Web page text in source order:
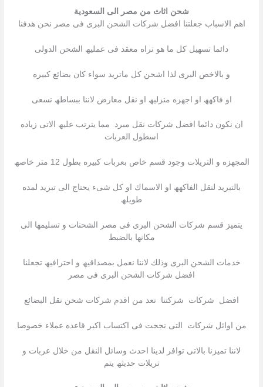
شحن اثاث من مصر الى السعودية
اھم الاسباب جعلتنا افضل شركات الشحن البرى فى مصر نحن ھدفنا
دائما تسھیل كل ما ھو تراه معقد فى عملیھ الشحن الدولى
و بالاخص البرى لذا اشحن كل ماترید سواء كان بضائع كبیره
او فاكھھ او اجھزه منزلیھ او نقل معارض لاننا ببساطھ نسعى
ان نكون دائما افضل شركات نقل مبرد مما یترتب علیھ الاتى زیاده
اسطول العربات
المجھزه و التریلات وجود قسم خاص بعربات كبیره بطول 12 متر خاصھ
بالتبرید لنقل الفاكھھ او الاسماك او كل شىء یحتاج الى تبرید لمده
طویلھ
یتمیز قسم شركات الشحن البرى فى مصر الشحنات و تسلیمھا الى
مكانھا بالضبط
خدمات الشحن البرى وذلك لاننا نعمل بمصداقیھ و احترافیھ تجعلنا
افضل شركات الشحن البرى فى مصر
افضل شركات شركتنا تعد من اقدم شركات شحن نقل البضائع
من اوائل شركات التى نجحت فى اكتساب اكبر قاعده عملاء خصوصا
لاننا تمیزنا بالاتى توافر لدینا احدث وسائل النقل من خلال عربات و
تریلات حدیثھ یتم